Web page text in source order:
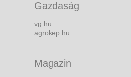
Gazdaság
vg.hu
agrokep.hu
Magazin